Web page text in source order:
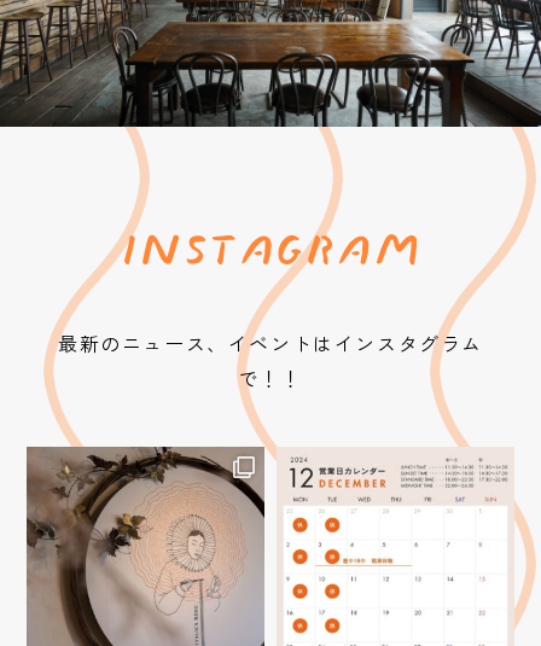
最新のニュース、イベントはインスタグラム
で！！